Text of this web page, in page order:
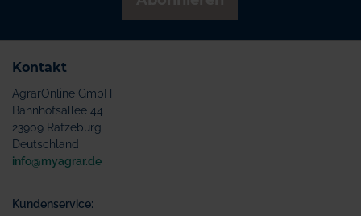
Kontakt
AgrarOnline GmbH
Bahnhofsallee 44
23909 Ratzeburg
Deutschland
info@myagrar.de
Kundenservice: